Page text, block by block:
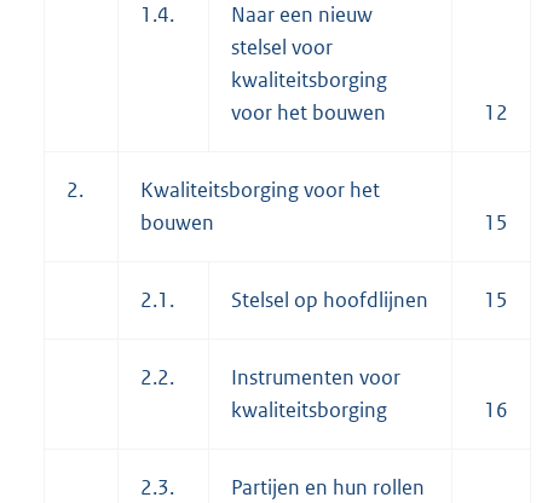
1.4.
Naar een nieuw
stelsel voor
kwaliteitsborging
voor het bouwen
12
2.
Kwaliteitsborging voor het
bouwen
15
2.1. Stelsel op hoofdlijnen 15
2.2.
Instrumenten voor
kwaliteitsborging
16
2.3.
Partijen en hun rollen